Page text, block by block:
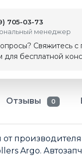
705-03-73
менеджер
Свяжитесь с
бесплатной
Отзывы 0
производителя
Argo.